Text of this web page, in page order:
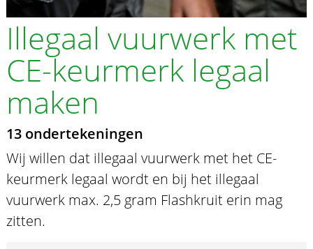
Illegaal vuurwerk met
CE-keurmerk legaal
maken
13 ondertekeningen
Wij willen dat illegaal vuurwerk met het CE-
keurmerk legaal wordt en bij het illegaal
vuurwerk max. 2,5 gram Flashkruit erin mag
zitten.